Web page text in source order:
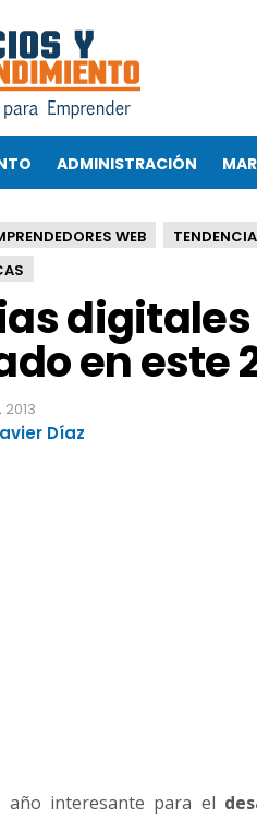
ADMINISTRACIÓN
WEB
en este
Díaz
año interesante para el